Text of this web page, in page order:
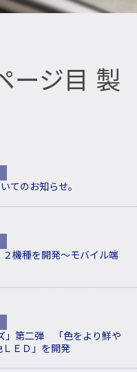
ージ目 製
てのお知らせ。
機種を開発～モバイル端
」第二弾 「色をより鮮や
ＥＤ」を開発